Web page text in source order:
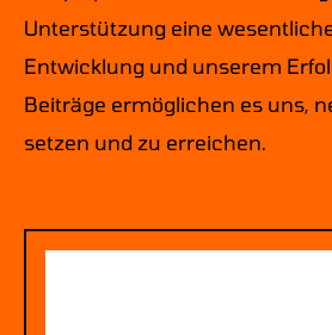
Unterstützung eine
Entwicklung und unserem
Beiträge ermöglichen es uns,
setzen und zu erreichen.